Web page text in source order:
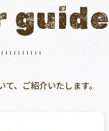
guide
、ご紹介いたします。